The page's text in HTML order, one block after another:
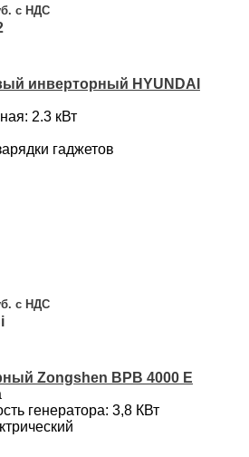
инверторный HYUNDAI
2.3 кВт
гаджетов
Zongshen BPB 4000 E
генератора: 3,8 КВт